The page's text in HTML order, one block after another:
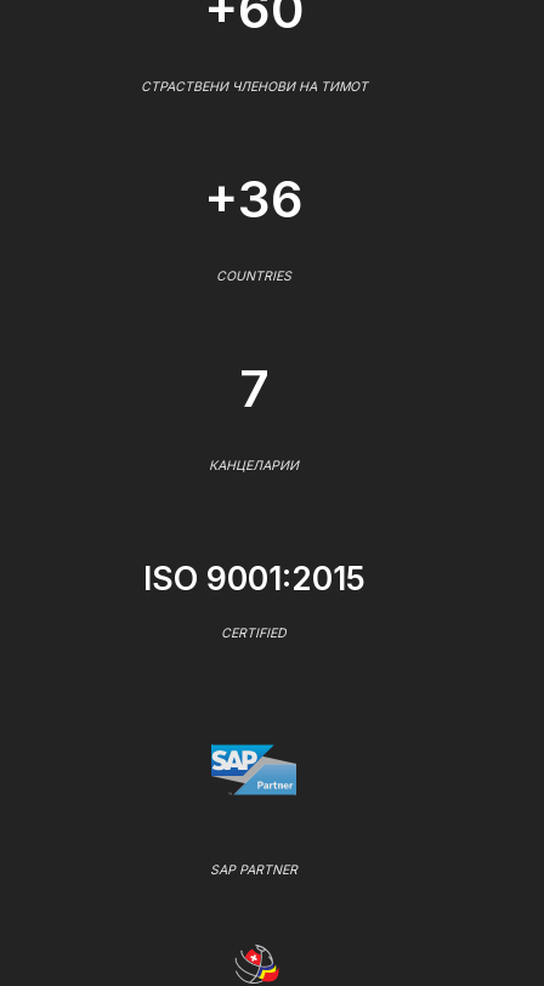
СТРАСТВЕНИ ЧЛЕНОВИ НА ТИМОТ
+36
COUNTRIES
7
КАНЦЕЛАРИИ
ISO 9001:2015
CERTIFIED
SAP PARTNER